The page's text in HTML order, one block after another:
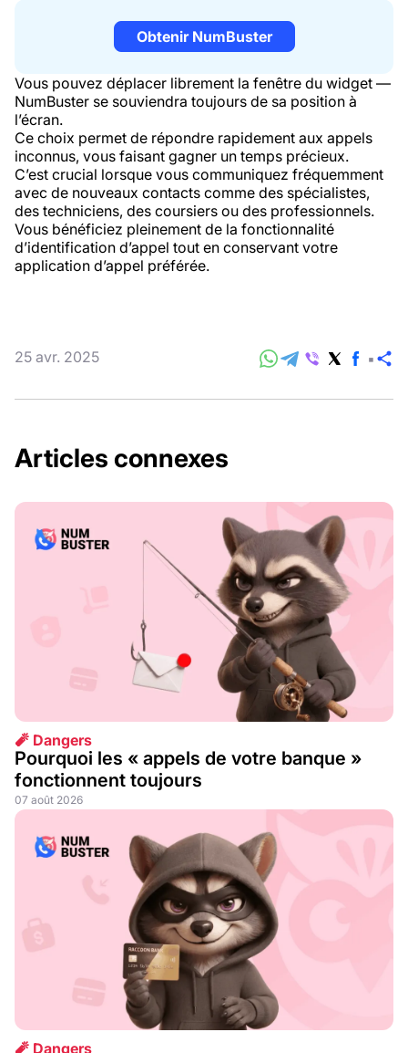
Obtenir NumBuster
Vous pouvez déplacer librement la fenêtre du widget —
NumBuster se souviendra toujours de sa position à
l’écran.
Ce choix permet de répondre rapidement aux appels
inconnus, vous faisant gagner un temps précieux.
C’est crucial lorsque vous communiquez fréquemment
avec de nouveaux contacts comme des spécialistes,
des techniciens, des coursiers ou des professionnels.
Vous bénéficiez pleinement de la fonctionnalité
d’identification d’appel tout en conservant votre
application d’appel préférée.
25 avr. 2025
Articles connexes
🧨 Dangers
Pourquoi les « appels de votre banque »
fonctionnent toujours
07 août 2026
🧨 Dangers